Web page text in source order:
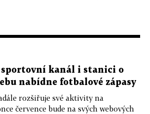
sportovní kanál i stanici o
nabídne fotbalové zápasy
rozšiřuje své aktivity na
července bude na svých webových